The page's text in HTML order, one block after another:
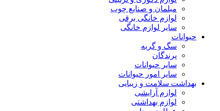
مبلمان و صنایع چوب
لوازم خانگی برقی
سایر لوازم خانگی
حیوانات
سگ و گربه
پرندگان
سایر حیوانات
سایر امور حیوانات
بهداشت سلامت و زیبایی
لوازم آرایشی
لوازم بهداشتی